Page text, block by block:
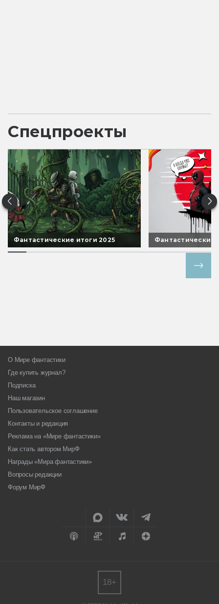
Спецпроекты
Фантастические итоги 2025 Фантастические
О Мире фантастики
Где купить журнал?
Подписка
Наш магазин
Пользовательское соглашение
Контакты и редакция
Реклама на «Мире фантастики»
Как стать автором МирФ
Награды «Мира фантастики»
Вопросы редакции
Форум МирФ
18+